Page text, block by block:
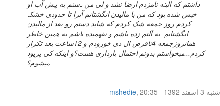
داشتم که البته نامزدم ارضا نشد و لی من دستم به پیش آب او
خیس شده بود که من با مالیدن انگشتانم آنرا تا حدودی خشک
کردم روز جمعه شک کردم که شاید دستم رو بعد از مالیدن
انگشتانم به آلتم زده باشم و نفهمیده باشم به همین خاطر
همانروزجمعه 4تاقرص ال دی خورودم و 12ساعت بعد تکرار
کردم...میخواستم بدونم احتمال بارداری هست؟و اینکه کی پریود
میشوم؟
mshedie,
شنبه 3 اسفند 1392 - 20:35